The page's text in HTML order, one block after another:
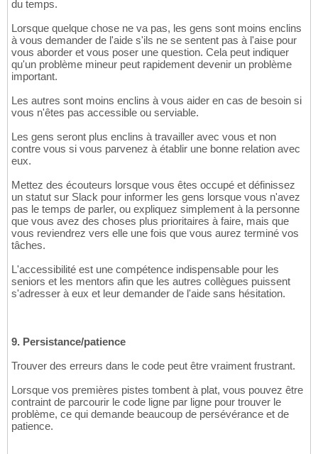
du temps.
Lorsque quelque chose ne va pas, les gens sont moins enclins
à vous demander de l'aide s'ils ne se sentent pas à l'aise pour
vous aborder et vous poser une question. Cela peut indiquer
qu'un problème mineur peut rapidement devenir un problème
important.
Les autres sont moins enclins à vous aider en cas de besoin si
vous n'êtes pas accessible ou serviable.
Les gens seront plus enclins à travailler avec vous et non
contre vous si vous parvenez à établir une bonne relation avec
eux.
Mettez des écouteurs lorsque vous êtes occupé et définissez
un statut sur Slack pour informer les gens lorsque vous n'avez
pas le temps de parler, ou expliquez simplement à la personne
que vous avez des choses plus prioritaires à faire, mais que
vous reviendrez vers elle une fois que vous aurez terminé vos
tâches.
L'accessibilité est une compétence indispensable pour les
seniors et les mentors afin que les autres collègues puissent
s'adresser à eux et leur demander de l'aide sans hésitation.
9. Persistance/patience
Trouver des erreurs dans le code peut être vraiment frustrant.
Lorsque vos premières pistes tombent à plat, vous pouvez être
contraint de parcourir le code ligne par ligne pour trouver le
problème, ce qui demande beaucoup de persévérance et de
patience.